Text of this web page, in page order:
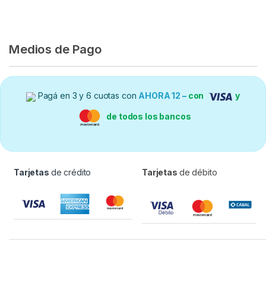
Medios de Pago
Pagá en 3 y 6 cuotas con AHORA 12 – con y
de todos los bancos
Tarjetas de crédito Tarjetas de débito